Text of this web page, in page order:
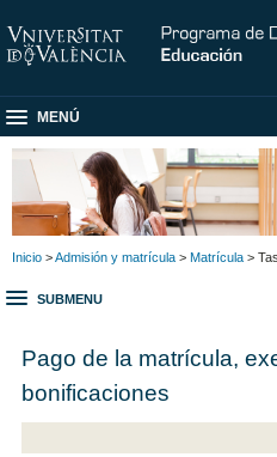
MENÚ
Inicio >Admisión y matrícula > Matrícula >
SUBMENU
Pago de la matrícula,
bonificaciones